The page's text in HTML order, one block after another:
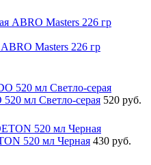
Masters 226 гр
мл Светло-серая 520 руб.
520 мл Черная 430 руб.